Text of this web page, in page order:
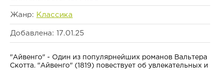
Жанр: Классика
Добавлена: 17.01.25
"Айвенго" - Один из популярнейших романов Вальтера
Скотта. "Айвенго" (1819) повествует об увлекательных и